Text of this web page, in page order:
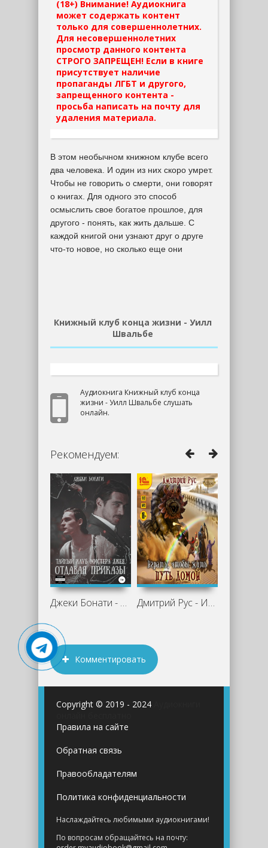
(18+) Внимание! Аудиокнига
может содержать контент
только для совершеннолетних.
Для несовершеннолетних
просмотр данного контента
СТРОГО ЗАПРЕЩЕН! Если в книге
присутствует наличие
пропаганды ЛГБТ и другого,
запрещенного контента -
просьба написать на почту для
удаления материала.
В этом необычном книжном клубе всего
два человека. И один из них скоро умрет.
Чтобы не говорить о смерти, они говорят
о книгах. Для одного это способ
осмыслить свое богатое прошлое, для
другого - понять, как жить дальше. С
каждой книгой они узнают друг о друге
что-то новое, но сколько еще они
Книжный клуб конца жизни - Уилл
Швальбе
Аудиокнига Книжный клуб конца
жизни - Уилл Швальбе слушать
онлайн.
Рекомендуем:
Джеки Бонати - Тайный клуб мистера Дмитрий Рус - Играть, чтобы жить. Книга
Комментировать
Copyright © 2019 - 2024
Правила на сайте
Обратная связь
Правообладателям
Политика конфиденциальности
Наслаждайтесь любимыми аудиокнигами!
По вопросам обращайтесь на почту: